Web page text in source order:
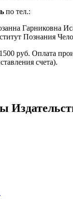
по тел.:
Гарниковна
Познания
руб. Оплата
счета).